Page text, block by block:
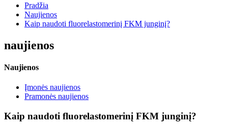
Pradžia
Naujienos
Kaip naudoti fluorelastomerinį FKM junginį?
naujienos
Naujienos
Įmonės naujienos
Pramonės naujienos
Kaip naudoti fluorelastomerinį FKM junginį?